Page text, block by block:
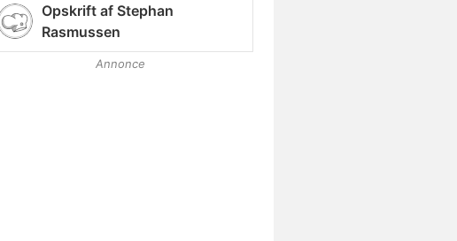
Opskrift af Stephan
Rasmussen
Annonce